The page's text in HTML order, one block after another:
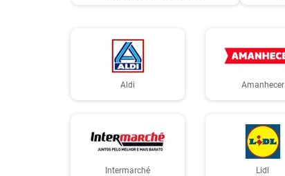
Aldi Amanhecer
Intermarché Lidl